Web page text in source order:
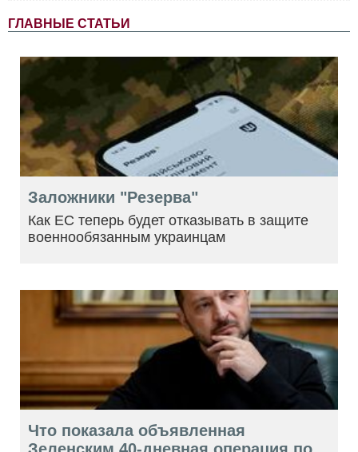
ГЛАВНЫЕ СТАТЬИ
Заложники "Резерва"
Как ЕС теперь будет отказывать в защите
военнообязанным украинцам
Что показала объявленная